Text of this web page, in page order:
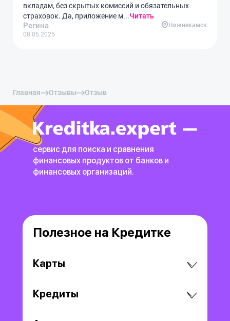
вкладам, без скрытых комиссий и обязательных
страховок. Да, приложение м...Читать
Регина
08.05.2025
Нижнекамск
Главная Отзывы Отзыв
сервис для поиска и сравнения
финансовых продуктов от банков и
финансовых организаций.
Полезное на Кредитке
Карты
Кредиты